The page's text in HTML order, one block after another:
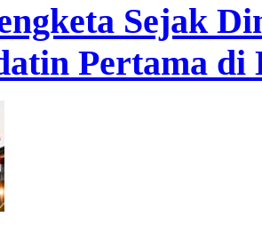
Sejak
Pertama